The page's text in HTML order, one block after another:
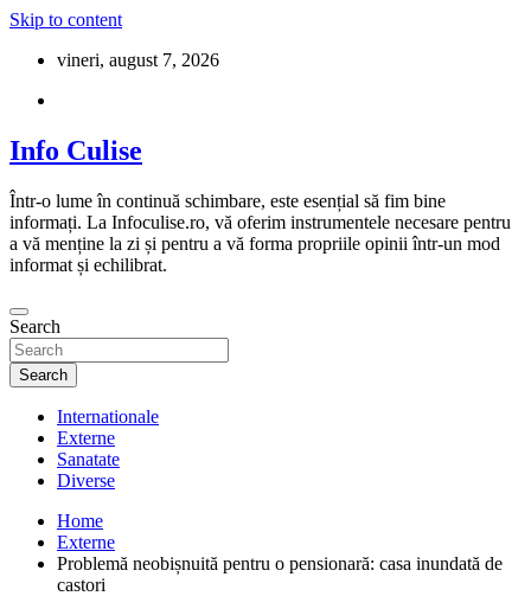
Skip to content
vineri, august 7, 2026
Info Culise
Într-o lume în continuă schimbare, este esențial să fim bine
informați. La Infoculise.ro, vă oferim instrumentele necesare pentru
a vă menține la zi și pentru a vă forma propriile opinii într-un mod
informat și echilibrat.
Search
Search
Internationale
Externe
Sanatate
Diverse
Home
Externe
Problemă neobișnuită pentru o pensionară: casa inundată de
castori